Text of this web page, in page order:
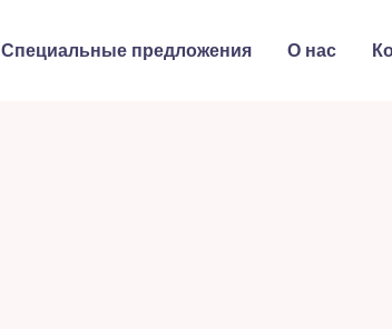
Специальные предложения О нас